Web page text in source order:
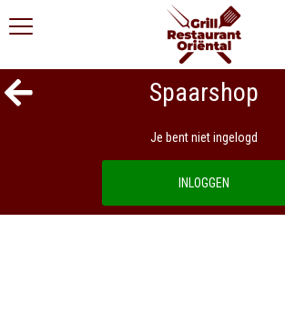
Spaarshop
Je bent niet ingelogd
INLOGGEN